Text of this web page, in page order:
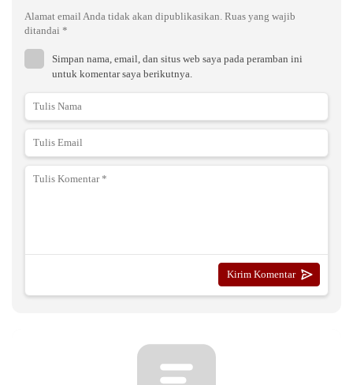
Alamat email Anda tidak akan dipublikasikan. Ruas yang wajib
ditandai *
Simpan nama, email, dan situs web saya pada peramban ini
untuk komentar saya berikutnya.